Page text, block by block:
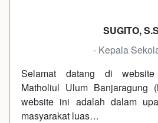
SUGITO,
- Kepala
Selamat datang di
Matholiul Ulum Banjaragung
website ini adalah dalam
masyarakat luas…